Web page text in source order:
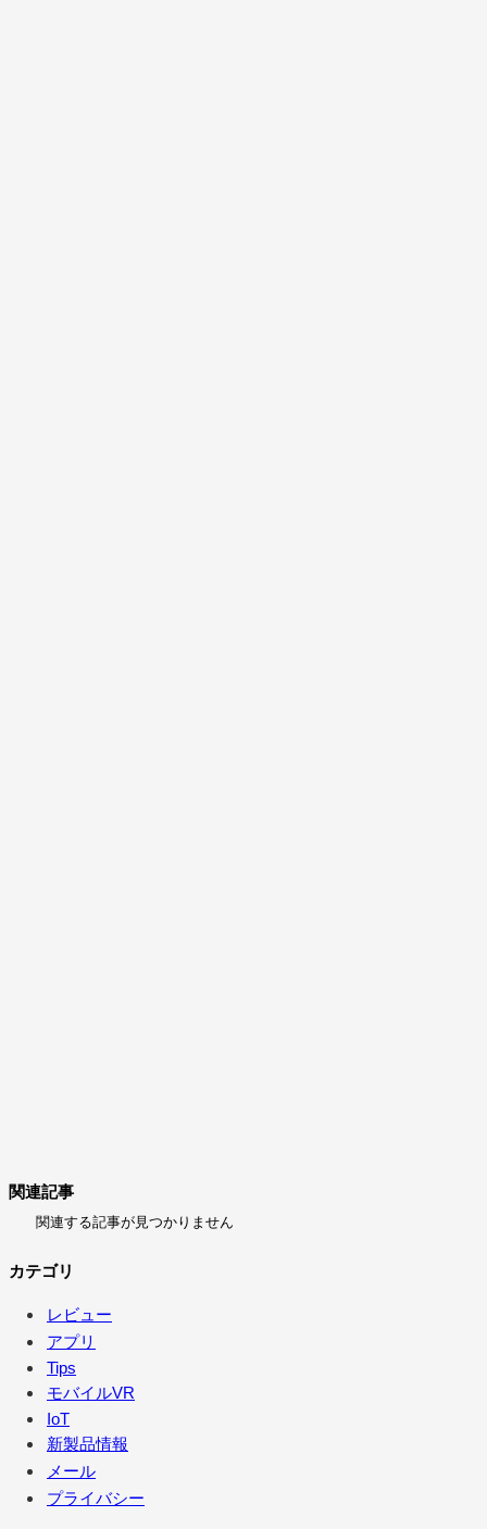
関連記事
関連する記事が見つかりません
カテゴリ
レビュー
アプリ
Tips
モバイルVR
IoT
新製品情報
メール
プライバシー